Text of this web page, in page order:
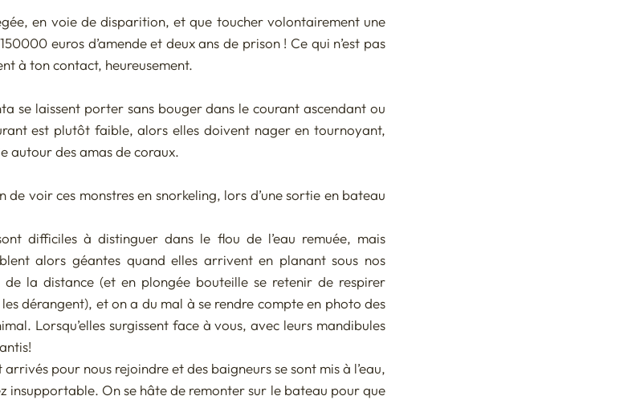
en voie de disparition, et que toucher volontairement une
euros d’amende et deux ans de prison ! Ce qui n’est pas
à ton contact, heureusement.
se laissent porter sans bouger dans le courant ascendant ou
est plutôt faible, alors elles doivent nager en tournoyant,
autour des amas de coraux.
de voir ces monstres en snorkeling, lors d’une sortie en bateau
difficiles à distinguer dans le flou de l’eau remuée, mais
alors géantes quand elles arrivent en planant sous nos
la distance (et en plongée bouteille se retenir de respirer
dérangent), et on a du mal à se rendre compte en photo des
Lorsqu’elles surgissent face à vous, avec leurs mandibules
pour nous rejoindre et des baigneurs se sont mis à l’eau,
insupportable. On se hâte de remonter sur le bateau pour que